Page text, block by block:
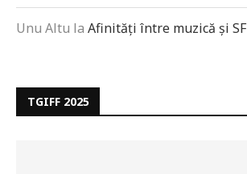
Unu Altu la Afinități între muzică și SF
TGIFF 2025